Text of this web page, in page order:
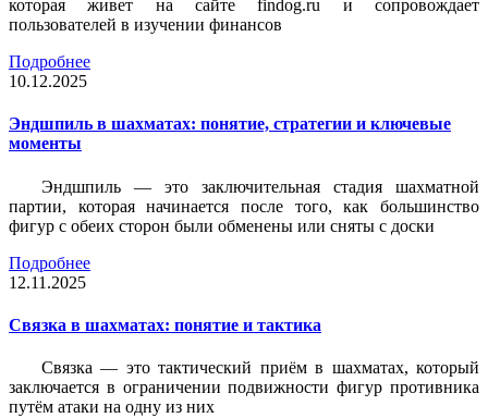
которая живет на сайте findog.ru и сопровождает
пользователей в изучении финансов
Подробнее
10.12.2025
Эндшпиль в шахматах: понятие, стратегии и ключевые
моменты
Эндшпиль — это заключительная стадия шахматной
партии, которая начинается после того, как большинство
фигур с обеих сторон были обменены или сняты с доски
Подробнее
12.11.2025
Связка в шахматах: понятие и тактика
Связка — это тактический приём в шахматах, который
заключается в ограничении подвижности фигур противника
путём атаки на одну из них